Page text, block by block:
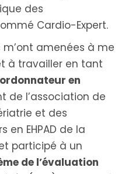
des
Cardio-Expert.
m’ont amenées à me
à travailler en tant
en
de l’association de
et des
EHPAD de la
participé à un
de l’évaluation